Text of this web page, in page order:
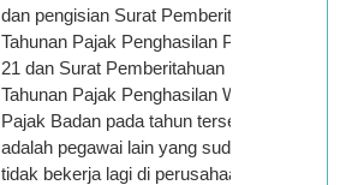
dan pengisian Surat Pemberitahuan
Tahunan Pajak Penghasilan Pasal
21 dan Surat Pemberitahuan
Tahunan Pajak Penghasilan Wajib
Pajak Badan pada tahun tersebut
adalah pegawai lain yang sudah
tidak bekerja lagi di perusahaan